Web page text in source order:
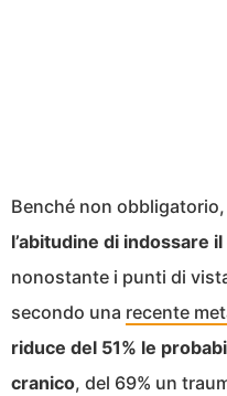
Benché non obbligatorio,
l’abitudine di indossare
nonostante i punti di
secondo una recente
riduce del 51% le
cranico, del 69% un